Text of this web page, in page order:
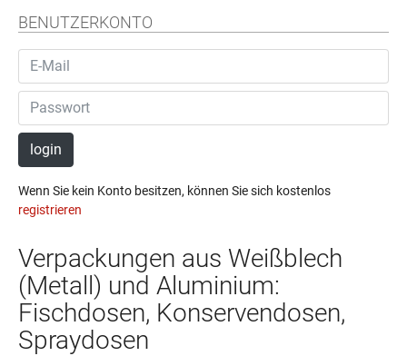
BENUTZERKONTO
login
Wenn Sie kein Konto besitzen, können Sie sich kostenlos
registrieren
Verpackungen aus Weißblech
(Metall) und Aluminium:
Fischdosen, Konservendosen,
Spraydosen